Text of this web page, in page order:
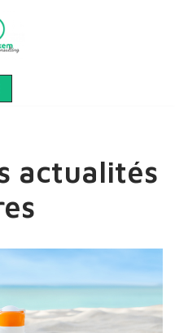
actualités